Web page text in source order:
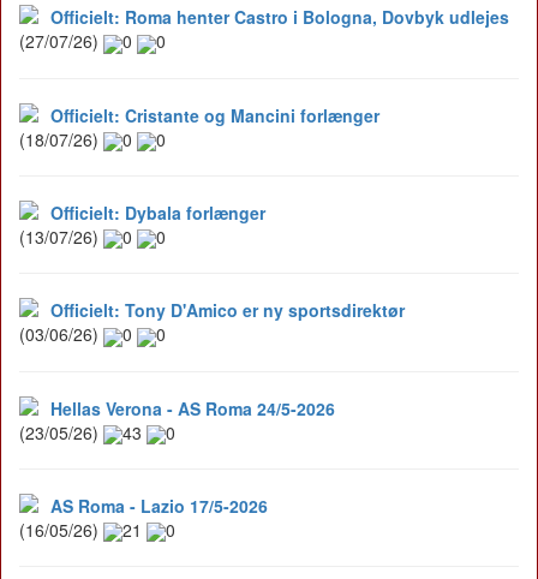
Officielt: Roma henter Castro i Bologna, Dovbyk udlejes
(27/07/26)
0 0
Officielt: Cristante og Mancini forlænger
(18/07/26)
0 0
Officielt: Dybala forlænger
(13/07/26)
0 0
Officielt: Tony D'Amico er ny sportsdirektør
(03/06/26)
0 0
Hellas Verona - AS Roma 24/5-2026
(23/05/26)
43 0
AS Roma - Lazio 17/5-2026
(16/05/26)
21 0